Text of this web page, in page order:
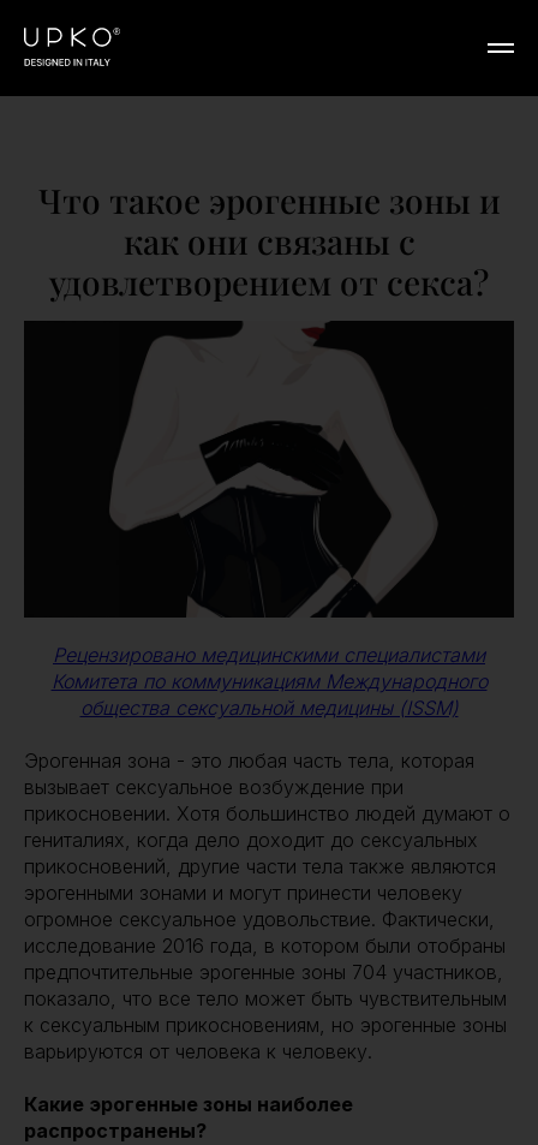
Что такое эрогенные зоны и
как они связаны с
удовлетворением от секса?
Рецензировано медицинскими специалистами
Комитета по коммуникациям Международного
общества сексуальной медицины (ISSM)
Эрогенная зона - это любая часть тела, которая
вызывает сексуальное возбуждение при
прикосновении. Хотя большинство людей думают о
гениталиях, когда дело доходит до сексуальных
прикосновений, другие части тела также являются
эрогенными зонами и могут принести человеку
огромное сексуальное удовольствие. Фактически,
исследование 2016 года, в котором были отобраны
предпочтительные эрогенные зоны 704 участников,
показало, что все тело может быть чувствительным
к сексуальным прикосновениям, но эрогенные зоны
варьируются от человека к человеку.
Какие эрогенные зоны наиболее
распространены?